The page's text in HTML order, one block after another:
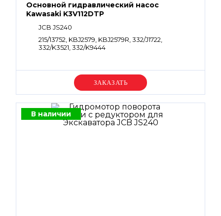
Основной гидравлический насос
Kawasaki K3V112DTP
JCB JS240
215/13752, KBJ2579, KBJ2579R, 332/J1722,
332/K3521, 332/K9444
Уточняйте цену
В наличии